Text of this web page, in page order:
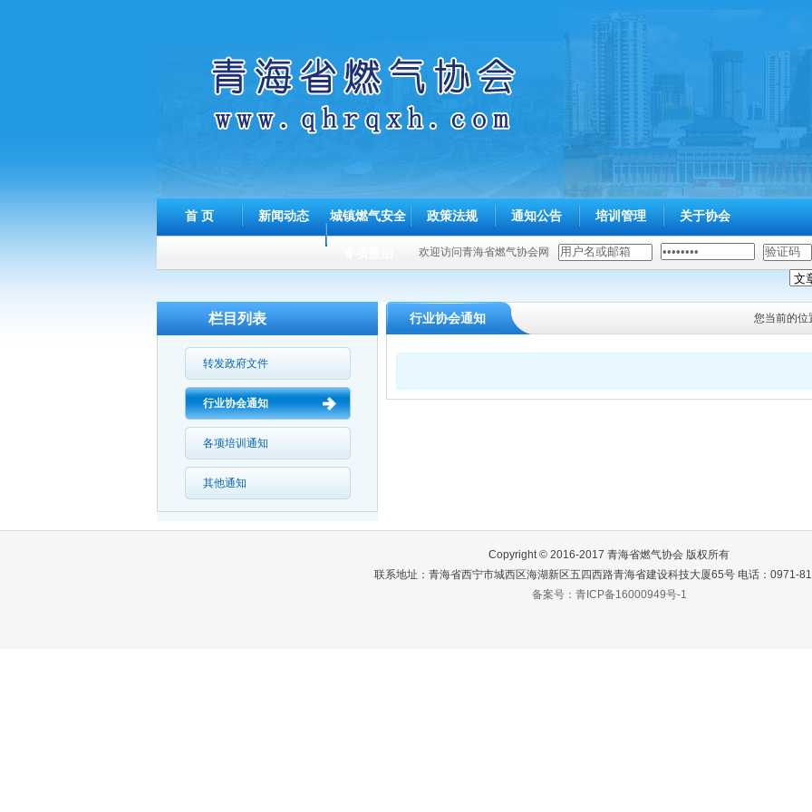
首 页 新闻动态 城镇燃气安全 政策法规 通知公告 培训管理 关于协会
欢迎访问青海省燃气协会网
栏目列表
转发政府文件
行业协会通知
各项培训通知
其他通知
您当前的位
行业协会通知
Copyright © 2016-2017 青海省燃气协会 版权所有
联系地址：青海省西宁市城西区海湖新区五四西路青海省建设科技大厦65号 电话：0971-
备案号：青ICP备16000949号-1